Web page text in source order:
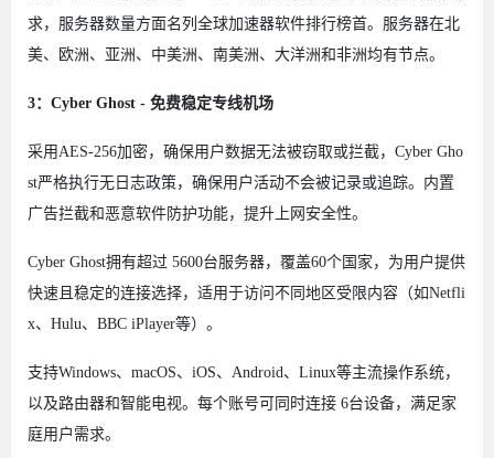
求，服务器数量方面名列全球加速器软件排行榜首。服务器在北
美、欧洲、亚洲、中美洲、南美洲、大洋洲和非洲均有节点。
3：Cyber Ghost - 免费稳定专线机场
采用AES-256加密，确保用户数据无法被窃取或拦截，Cyber Gho
st严格执行无日志政策，确保用户活动不会被记录或追踪。内置
广告拦截和恶意软件防护功能，提升上网安全性。
Cyber Ghost拥有超过 5600台服务器，覆盖60个国家，为用户提供
快速且稳定的连接选择，适用于访问不同地区受限内容（如Netfli
x、Hulu、BBC iPlayer等）。
支持Windows、macOS、iOS、Android、Linux等主流操作系统，
以及路由器和智能电视。每个账号可同时连接 6台设备，满足家
庭用户需求。